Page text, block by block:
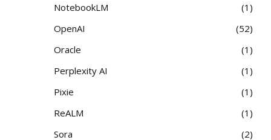
NotebookLM
1
OpenAI
52
Oracle
1
Perplexity AI
1
Pixie
1
ReALM
1
Sora
2